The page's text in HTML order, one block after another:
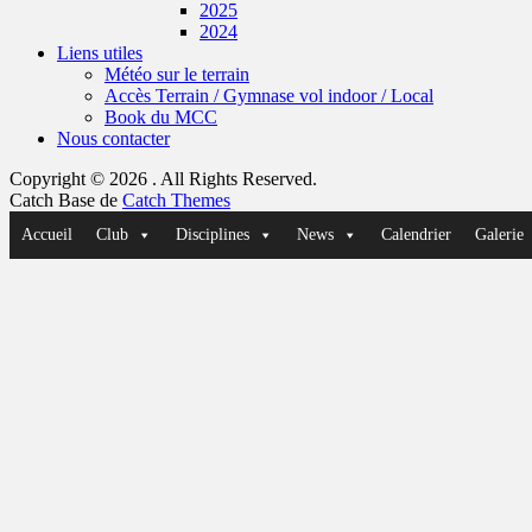
2025
2024
Liens utiles
Météo sur le terrain
Accès Terrain / Gymnase vol indoor / Local
Book du MCC
Nous contacter
Copyright © 2026 . All Rights Reserved.
Catch Base de Catch Themes
remonter
Accueil Club Disciplines News Calendrier Galerie